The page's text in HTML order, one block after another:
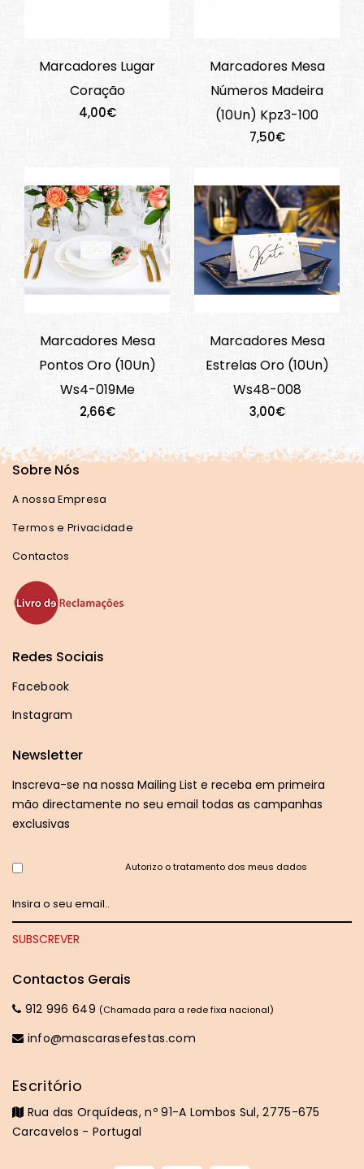
Marcadores Lugar
Coração
4,00€
Marcadores Mesa
Números Madeira
(10Un) Kpz3-100
7,50€
Marcadores Mesa
Pontos Oro (10Un)
Ws4-019Me
2,66€
Marcadores Mesa
Estrelas Oro (10Un)
Ws48-008
3,00€
Sobre Nós
A nossa Empresa
Termos e Privacidade
Contactos
Redes Sociais
Facebook
Instagram
Newsletter
Inscreva-se na nossa Mailing List e receba em primeira
mão directamente no seu email todas as campanhas
exclusivas
Autorizo o tratamento dos meus dados
Contactos Gerais
912 996 649 (Chamada para a rede fixa nacional)
info@mascarasefestas.com
Escritório
Rua das Orquídeas, nº 91-A Lombos Sul, 2775-675
Carcavelos - Portugal